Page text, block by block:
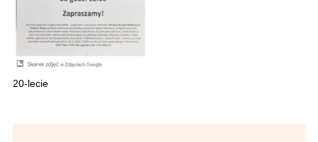
20-lecie